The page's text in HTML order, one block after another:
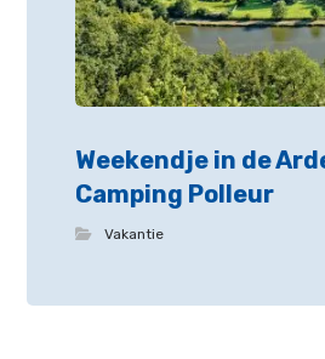
Weekendje in de
Camping Polleur
Vakantie